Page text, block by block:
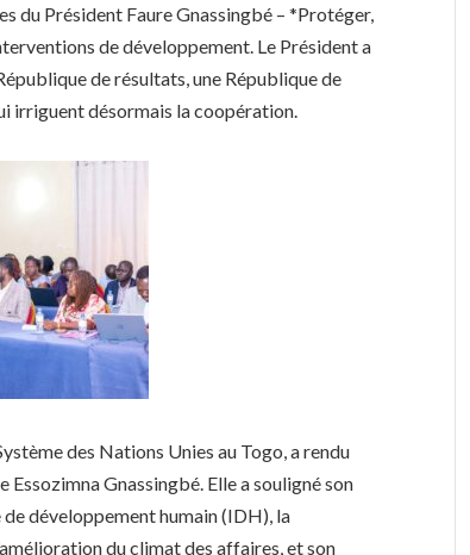
du Président Faure Gnassingbé – *Protéger,
de développement. Le Président a
de résultats, une République de
irriguent désormais la coopération.
des Nations Unies au Togo, a rendu
Gnassingbé. Elle a souligné son
développement humain (IDH), la
du climat des affaires, et son